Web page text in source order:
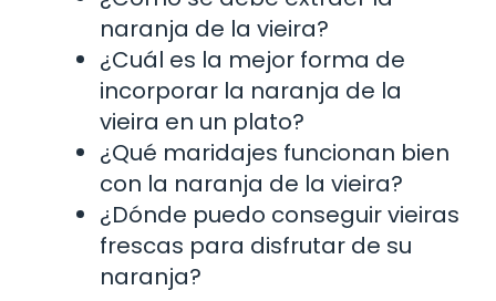
naranja de la vieira?
¿Cuál es la mejor forma de
incorporar la naranja de la
vieira en un plato?
¿Qué maridajes funcionan bien
con la naranja de la vieira?
¿Dónde puedo conseguir vieiras
frescas para disfrutar de su
naranja?